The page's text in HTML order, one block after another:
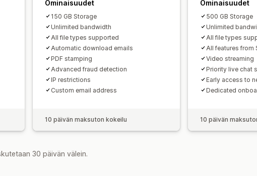
Ominaisuudet
150 GB Storage
Unlimited bandwidth
All file types supported
Automatic download emails
PDF stamping
Advanced fraud detection
IP restrictions
Custom email address
10 päivän maksuton kokeilu
Ominaisuudet
500 GB Storage
Unlimited
All file types
All features from
Video streaming
Priority live chat
Early access to
Dedicated
10 päivän
30 päivän välein.